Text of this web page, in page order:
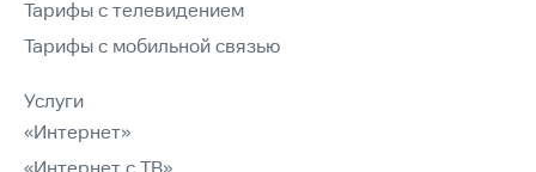
Тарифы с телевидением
Тарифы с мобильной связью
Услуги
«Интернет»